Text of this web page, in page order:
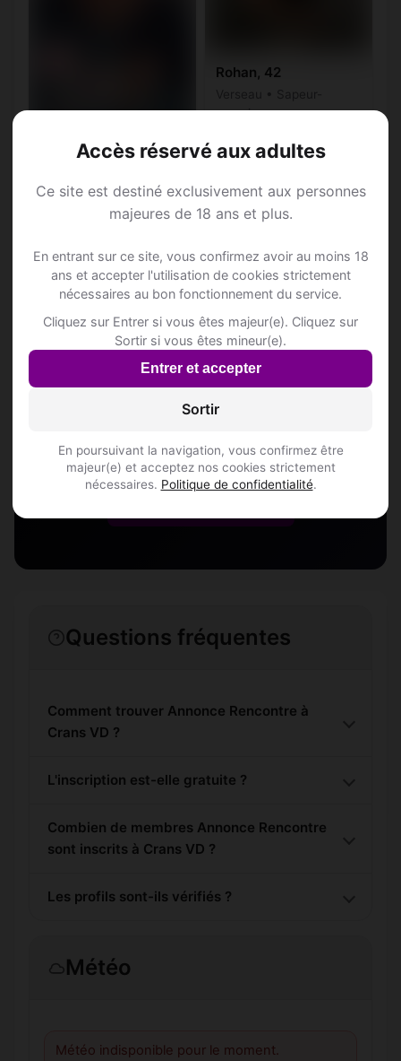
Accès réservé aux adultes
Ce site est destiné exclusivement aux personnes
majeures de 18 ans et plus.
En entrant sur ce site, vous confirmez avoir au moins 18
ans et accepter l'utilisation de cookies strictement
nécessaires au bon fonctionnement du service.
Cliquez sur Entrer si vous êtes majeur(e). Cliquez sur
Sortir si vous êtes mineur(e).
Entrer et accepter
Sortir
En poursuivant la navigation, vous confirmez être
majeur(e) et acceptez nos cookies strictement
nécessaires. Politique de confidentialité.
Verseau • Boulanger
Crans VD • Vaud
Rohan, 42
pompier
Annonce Rencontre à
Crans VD
alentours !
Questions fréquentes
Comment trouver Annonce Rencontre à
Crans VD ?
L'inscription est-elle gratuite ?
Combien de membres Annonce Rencontre
sont inscrits à Crans VD ?
Les profils sont-ils vérifiés ?
Météo
Météo indisponible pour le moment.